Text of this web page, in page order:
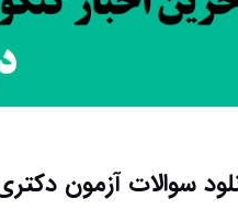
سوالات آزمون دکتری 98 علوم و مهندسی محیط‌زیست کد